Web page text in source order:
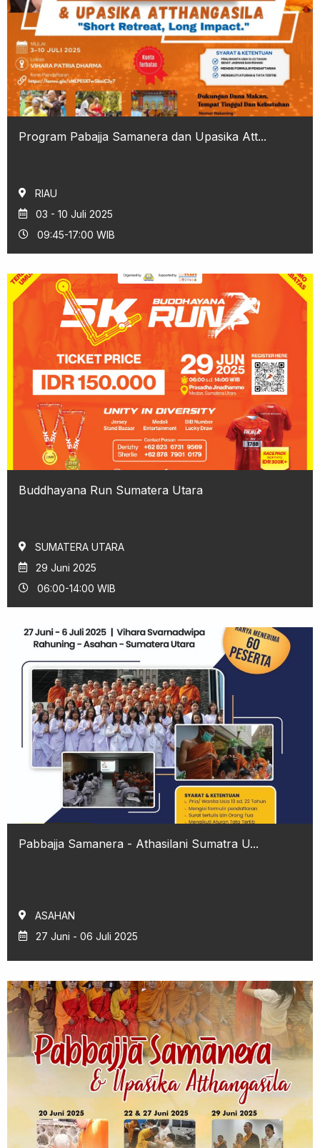
Program Pabajja Samanera dan Upasika Att...
RIAU
03 - 10 Juli 2025
09:45-17:00 WIB
Buddhayana Run Sumatera Utara
SUMATERA UTARA
29 Juni 2025
06:00-14:00 WIB
Pabbajja Samanera - Athasilani Sumatra U...
ASAHAN
27 Juni - 06 Juli 2025